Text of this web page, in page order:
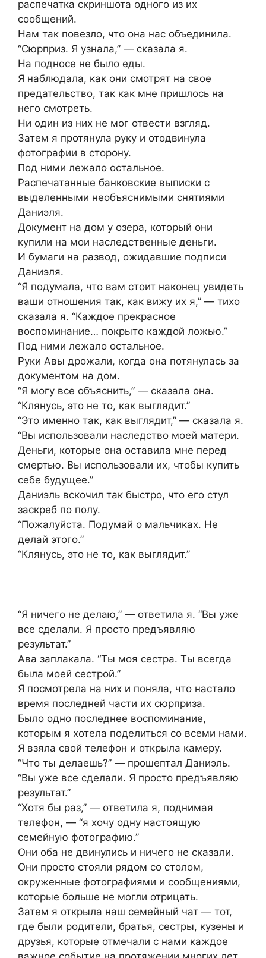
распечатка скриншота одного из их
сообщений.
Нам так повезло, что она нас объединила.
“Сюрприз. Я узнала,” — сказала я.
На подносе не было еды.
Я наблюдала, как они смотрят на свое
предательство, так как мне пришлось на
него смотреть.
Ни один из них не мог отвести взгляд.
Затем я протянула руку и отодвинула
фотографии в сторону.
Под ними лежало остальное.
Распечатанные банковские выписки с
выделенными необъяснимыми снятиями
Даниэля.
Документ на дом у озера, который они
купили на мои наследственные деньги.
И бумаги на развод, ожидавшие подписи
Даниэля.
“Я подумала, что вам стоит наконец увидеть
ваши отношения так, как вижу их я,” — тихо
сказала я. “Каждое прекрасное
воспоминание… покрыто каждой ложью.”
Под ними лежало остальное.
Руки Авы дрожали, когда она потянулась за
документом на дом.
“Я могу все объяснить,” — сказала она.
“Клянусь, это не то, как выглядит.”
“Это именно так, как выглядит,” — сказала я.
“Вы использовали наследство моей матери.
Деньги, которые она оставила мне перед
смертью. Вы использовали их, чтобы купить
себе будущее.”
Даниэль вскочил так быстро, что его стул
заскреб по полу.
“Пожалуйста. Подумай о мальчиках. Не
делай этого.”
“Клянусь, это не то, как выглядит.”
“Я ничего не делаю,” — ответила я. “Вы уже
все сделали. Я просто предъявляю
результат.”
Ава заплакала. “Ты моя сестра. Ты всегда
была моей сестрой.”
Я посмотрела на них и поняла, что настало
время последней части их сюрприза.
Было одно последнее воспоминание,
которым я хотела поделиться со всеми нами.
Я взяла свой телефон и открыла камеру.
“Что ты делаешь?” — прошептал Даниэль.
“Вы уже все сделали. Я просто предъявляю
результат.”
“Хотя бы раз,” — ответила я, поднимая
телефон, — “я хочу одну настоящую
семейную фотографию.”
Они оба не двинулись и ничего не сказали.
Они просто стояли рядом со столом,
окруженные фотографиями и сообщениями,
которые больше не могли отрицать.
Затем я открыла наш семейный чат — тот,
где были родители, братья, сестры, кузены и
друзья, которые отмечали с нами каждое